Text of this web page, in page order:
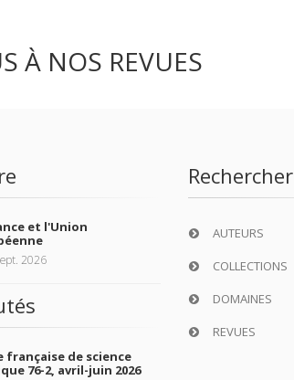
À NOS REVUES
et l'Union
2026
française de science
76-2, avril-juin 2026
Rechercher
AUTEURS
COLLECTIONS
DOMAINES
REVUES